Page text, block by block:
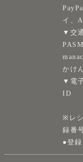
イ、
▼交
かけ
▼電
ID
※レ
録番
●登